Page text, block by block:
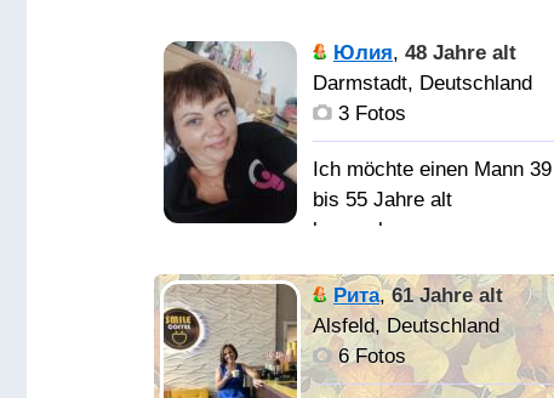
путешествовать, и даже
готовить))
Влюбиться в душу, а
потом прикоснуться к
телу любимой души!
Женщину для жизни
Юлия, 48 Jahre alt
Darmstadt, Deutschland
3 Fotos
Ich möchte einen Mann 39
bis 55 Jahre alt
kennenlernen
Ищу
серьезного мужчину для
создания семьи.
Рита,61 Jahre alt
Alsfeld, Deutschland
6 Fotos